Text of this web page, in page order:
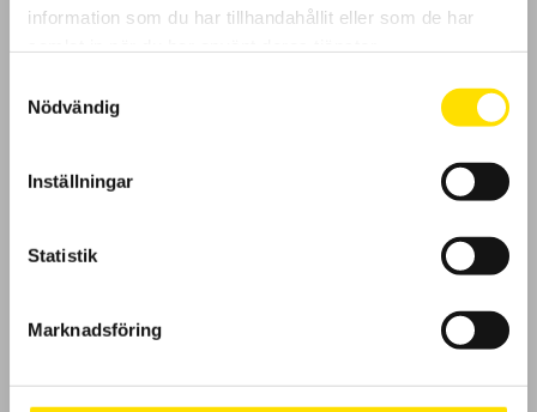
information som du har tillhandahållit eller som de har
Nödvändig
Inställningar
Statistik
Marknadsföring